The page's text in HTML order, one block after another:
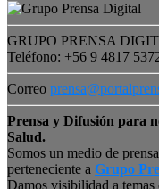
GRUPO PRENSA
Teléfono: +56 9 4817
Correo
Prensa y Difusión para
Salud.
Somos un medio de
perteneciente a Grupo
Damos visibilidad a